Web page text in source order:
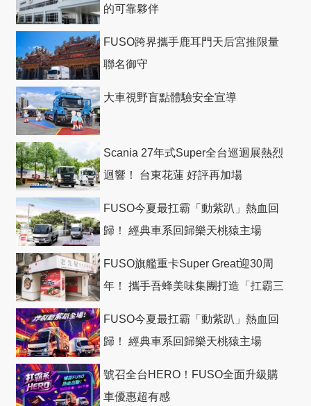
的可靠夥伴
FUSO跨界攜手鹿耳門天后宮推限量
聯名御守
大車視野盲點體驗安全宣導
Scania 27年式Super全台巡迴展熱烈
迴響！ 台東花蓮 好評再加場
FUSO今夏最扛霸「動紫趴」熱血回
歸！ 經典車系回歸樂天桃猿主場
FUSO旗艦重卡Super Great迎30周
年！ 攜手吾蜂美味集團打造「扛霸三
FUSO今夏最扛霸「動紫趴」熱血回
歸！ 經典車系回歸樂天桃猿主場
號召全台HERO！FUSO全面升級購
車優惠超有感